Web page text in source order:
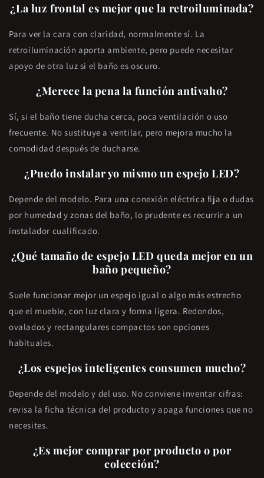
¿La luz frontal es mejor que la retroiluminada?
Para ver la cara con claridad, normalmente sí. La
retroiluminación aporta ambiente, pero puede necesitar
apoyo de otra luz si el baño es oscuro.
¿Merece la pena la función antivaho?
Sí, si el baño tiene ducha cerca, poca ventilación o uso
frecuente. No sustituye a ventilar, pero mejora mucho la
comodidad después de ducharse.
¿Puedo instalar yo mismo un espejo LED?
Depende del modelo. Para una conexión eléctrica fija o dudas
por humedad y zonas del baño, lo prudente es recurrir a un
instalador cualificado.
¿Qué tamaño de espejo LED queda mejor en un
baño pequeño?
Suele funcionar mejor un espejo igual o algo más estrecho
que el mueble, con luz clara y forma ligera. Redondos,
ovalados y rectangulares compactos son opciones
habituales.
¿Los espejos inteligentes consumen mucho?
Depende del modelo y del uso. No conviene inventar cifras:
revisa la ficha técnica del producto y apaga funciones que no
necesites.
¿Es mejor comprar por producto o por
colección?